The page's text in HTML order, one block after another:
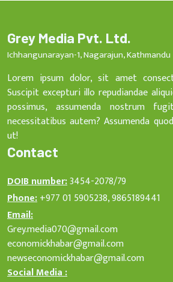
Grey Media Pvt. Ltd.
Ichhangunarayan-1, Nagarajun, Kathmandu
Lorem ipsum dolor, sit amet
Suscipit excepturi illo repudiandae
possimus, assumenda nostrum
necessitatibus autem? Assumenda
ut!
Contact
DOIB number:3454-2078/79
Phone:+977 01 5905238, 9865189441
Email:
Grey.media070@gmail.com
economickhabar@gmail.com
newseconomickhabar@gmail.com
Social Media :